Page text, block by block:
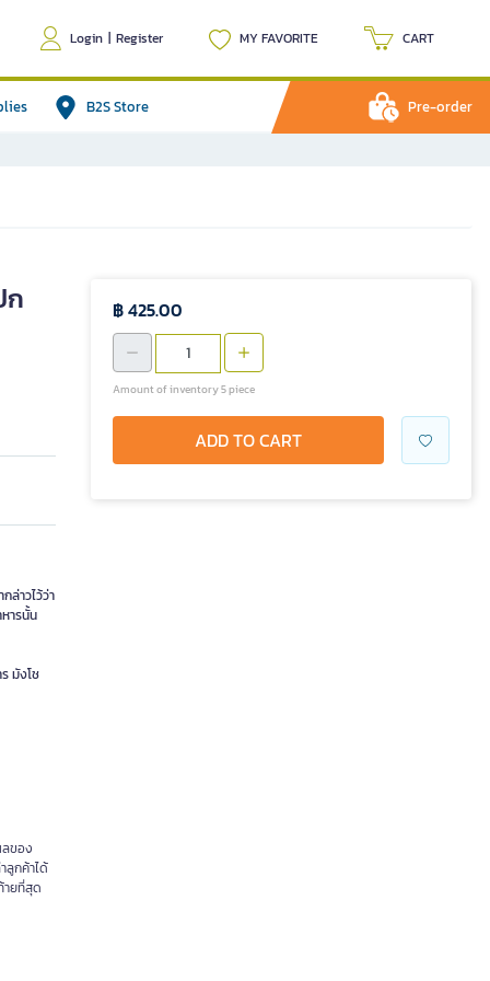
Login | Register MY FAVORITE CART
B2S Store Pre-order
ก
ล่าวไว้ว่า
ารนั้น
มังโช
ลของ
ลูกค้าได้
ายที่สุด
฿ 425.00
Amount of inventory 5 piece
ADD TO CART